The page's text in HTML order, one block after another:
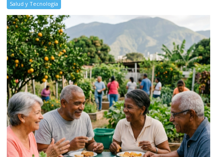
Salud y Tecnología